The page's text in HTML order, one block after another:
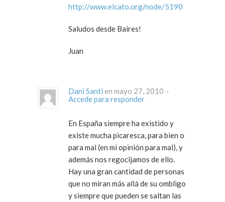
http://www.elcato.org/node/5190
Saludos desde Baires!
Juan
Dani Santi
en mayo 27, 2010 ·
Accede para responder
En España siempre ha existido y
existe mucha picaresca, para bien o
para mal (en mi opinión para mal), y
además nos regocijamos de ello.
Hay una gran cantidad de personas
que no miran más allá de su ombligo
y siempre que pueden se saltan las